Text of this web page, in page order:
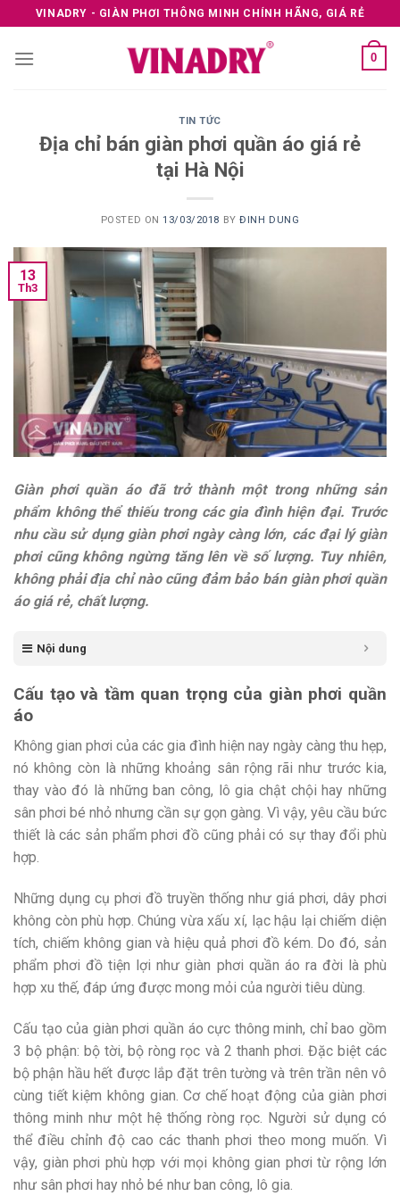
to
content
VINADRY - GIÀN PHƠI THÔNG MINH CHÍNH HÃNG, GIÁ RẺ
0
TIN TỨC
Địa chỉ bán giàn phơi quần áo giá rẻ
tại Hà Nội
POSTED ON13/03/2018 BYĐINH DUNG
13
Th3
Giàn phơi quần áo đã trở thành một trong những sản
phẩm không thể thiếu trong các gia đình hiện đại. Trước
nhu cầu sử dụng giàn phơi ngày càng lớn, các đại lý giàn
phơi cũng không ngừng tăng lên về số lượng. Tuy nhiên,
không phải địa chỉ nào cũng đảm bảo bán giàn phơi quần
áo giá rẻ, chất lượng.
Nội dung
Cấu tạo và tầm quan trọng của giàn phơi quần
áo
Không gian phơi của các gia đình hiện nay ngày càng thu hẹp,
nó không còn là những khoảng sân rộng rãi như trước kia,
thay vào đó là những ban công, lô gia chật chội hay những
sân phơi bé nhỏ nhưng cần sự gọn gàng. Vì vậy, yêu cầu bức
thiết là các sản phẩm phơi đồ cũng phải có sự thay đổi phù
hợp.
Những dụng cụ phơi đồ truyền thống như giá phơi, dây phơi
không còn phù hợp. Chúng vừa xấu xí, lạc hậu lại chiếm diện
tích, chiếm không gian và hiệu quả phơi đồ kém. Do đó, sản
phẩm phơi đồ tiện lợi như giàn phơi quần áo ra đời là phù
hợp xu thế, đáp ứng được mong mỏi của người tiêu dùng.
Cấu tạo của giàn phơi quần áo cực thông minh, chỉ bao gồm
3 bộ phận: bộ tời, bộ ròng rọc và 2 thanh phơi. Đặc biệt các
bộ phận hầu hết được lắp đặt trên tường và trên trần nên vô
cùng tiết kiệm không gian. Cơ chế hoạt động của giàn phơi
thông minh như một hệ thống ròng rọc. Người sử dụng có
thể điều chỉnh độ cao các thanh phơi theo mong muốn. Vì
vậy, giàn phơi phù hợp với mọi không gian phơi từ rộng lớn
như sân phơi hay nhỏ bé như ban công, lô gia.